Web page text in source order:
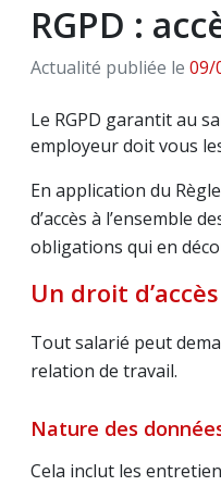
RGPD :
Actualité publiée le 09/
Le RGPD garantit au
employeur doit vous
En application du
d’accès à l’ensemble
obligations qui en
Un droit
Tout salarié peut
relation de travail.
Nature des
Cela inclut les